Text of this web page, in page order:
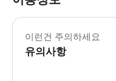
이런건 주의하세요
유의사항